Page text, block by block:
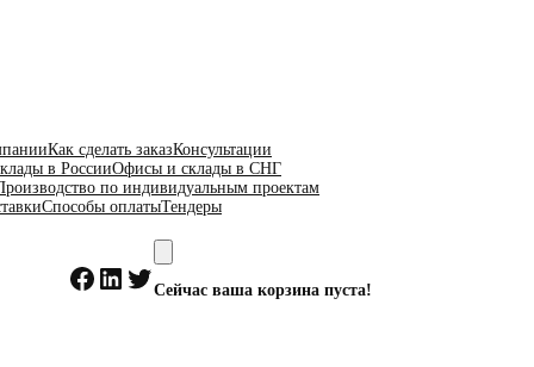
Как сделать заказКонсультации
в РоссииОфисы и склады в СНГ
по индивидуальным проектам
Способы оплатыТендеры
Facebook
LinkedIn
Twitter
Сейчас ваша корзина пуста!